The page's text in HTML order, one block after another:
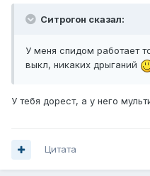
Ситрогон сказал:
У меня спидом работает
выкл, никаких дрыганий
У тебя дорест, а у него
Цитата